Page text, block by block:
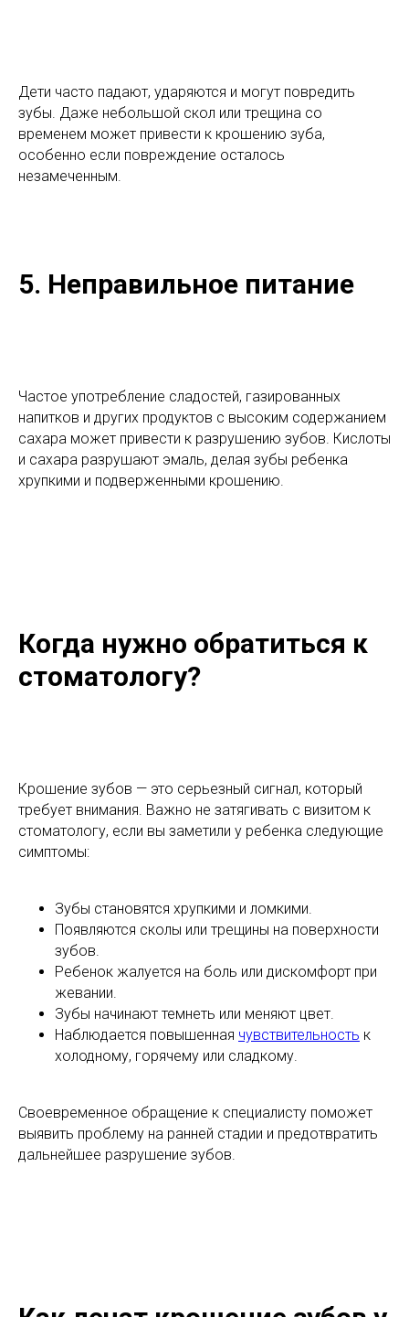
Дети часто падают, ударяются и могут повредить
зубы. Даже небольшой скол или трещина со
временем может привести к крошению зуба,
особенно если повреждение осталось
незамеченным.
5. Неправильное питание
Частое употребление сладостей, газированных
напитков и других продуктов с высоким содержанием
сахара может привести к разрушению зубов. Кислоты
и сахара разрушают эмаль, делая зубы ребенка
хрупкими и подверженными крошению.
Когда нужно обратиться к
стоматологу?
Крошение зубов — это серьезный сигнал, который
требует внимания. Важно не затягивать с визитом к
стоматологу, если вы заметили у ребенка следующие
симптомы:
Зубы становятся хрупкими и ломкими.
Появляются сколы или трещины на поверхности
зубов.
Ребенок жалуется на боль или дискомфорт при
жевании.
Зубы начинают темнеть или меняют цвет.
Наблюдается повышенная чувствительность к
холодному, горячему или сладкому.
Своевременное обращение к специалисту поможет
выявить проблему на ранней стадии и предотвратить
дальнейшее разрушение зубов.